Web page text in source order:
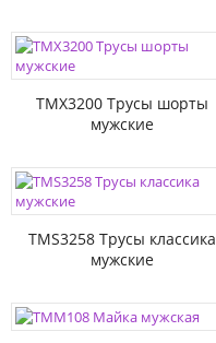
TMX3200 Трусы шорты
мужские
TMS3258 Трусы классика
мужские